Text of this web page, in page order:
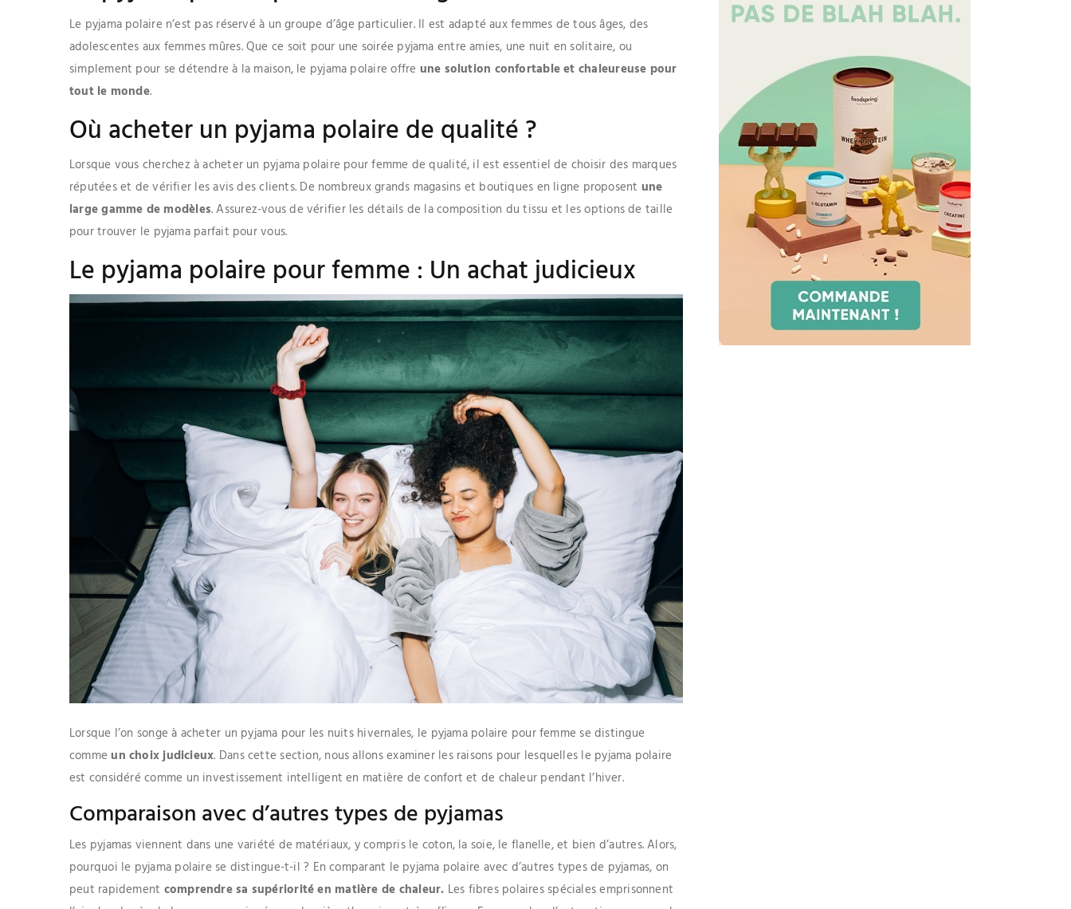
Le pyjama polaire n’est pas réservé à un groupe d’âge particulier. Il est adapté aux femmes de tous âges, des
adolescentes aux femmes mûres. Que ce soit pour une soirée pyjama entre amies, une nuit en solitaire, ou
simplement pour se détendre à la maison, le pyjama polaire offre une solution confortable et chaleureuse pour
tout le monde.
Où acheter un pyjama polaire de qualité ?
Lorsque vous cherchez à acheter un pyjama polaire pour femme de qualité, il est essentiel de choisir des marques
réputées et de vérifier les avis des clients. De nombreux grands magasins et boutiques en ligne proposent une
large gamme de modèles. Assurez-vous de vérifier les détails de la composition du tissu et les options de taille
pour trouver le pyjama parfait pour vous.
Le pyjama polaire pour femme : Un achat judicieux
Lorsque l’on songe à acheter un pyjama pour les nuits hivernales, le pyjama polaire pour femme se distingue
comme un choix judicieux. Dans cette section, nous allons examiner les raisons pour lesquelles le pyjama polaire
est considéré comme un investissement intelligent en matière de confort et de chaleur pendant l’hiver.
Comparaison avec d’autres types de pyjamas
Les pyjamas viennent dans une variété de matériaux, y compris le coton, la soie, le flanelle, et bien d’autres. Alors,
pourquoi le pyjama polaire se distingue-t-il ? En comparant le pyjama polaire avec d’autres types de pyjamas, on
peut rapidement comprendre sa supériorité en matière de chaleur. Les fibres polaires spéciales emprisonnent